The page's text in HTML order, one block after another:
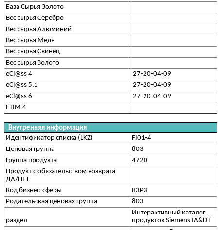
База Сырья Золото
Вес сырья Серебро
Вес сырья Алюминий
Вес сырья Медь
Вес сырья Свинец
Вес сырья Золото
eCl@ss 4
27-20-04-09
eCl@ss 5.1
27-20-04-09
eCl@ss 6
27-20-04-09
ETIM 4
Внутренняя информация
Идентификатор списка (LKZ)
FI01-4
Ценовая группа
803
Группа продукта
4720
Продукт с обязательством возврата
ДА/НЕТ
Код бизнес-сферы
R3P3
Родительская ценовая группа
803
раздел
Интерактивный каталог
продуктов Siemens IA&DT